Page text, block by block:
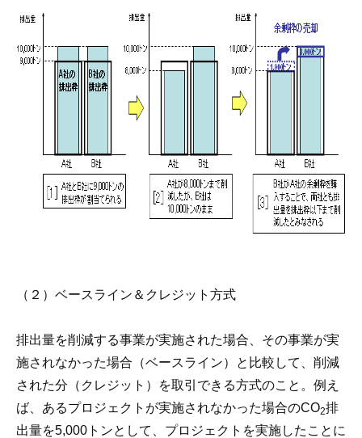
（２）ベースライン＆クレジット方式
排出量を削減する事業が実施された場合、その事業が実
施されなかった場合（ベースライン）と比較して、削減
された分（クレジット）を取引できる方式のこと。例え
ば、あるプロジェクトが実施されなかった場合のCO2排
出量を5,000トンとして、プロジェクトを実施したことに